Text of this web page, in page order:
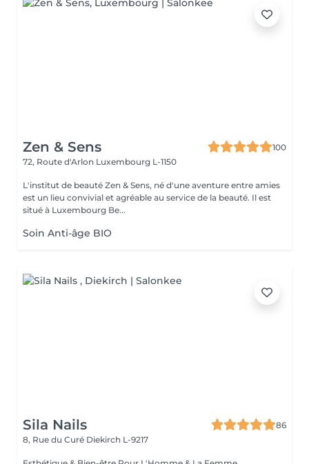
Zen & Sens
100
72, Route d'Arlon Luxembourg L-1150
L'institut de beauté Zen & Sens, né d'une aventure entre amies
est un lieu convivial et agréable au service de la beauté. Il est
situé à Luxembourg Be...
Soin Anti-âge BIO
Sila Nails
86
8, Rue du Curé Diekirch L-9217